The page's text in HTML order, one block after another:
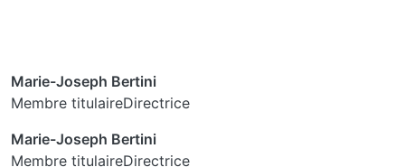
Marie-Joseph Bertini
Membre titulaireDirectrice
Marie-Joseph Bertini
Membre titulaireDirectrice